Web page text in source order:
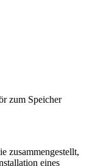
zum Speicher
zusammengestellt,
eines